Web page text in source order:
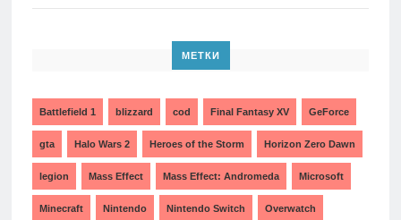
МЕТКИ
Battlefield 1 blizzard cod Final Fantasy XV GeForce
gta Halo Wars 2 Heroes of the Storm Horizon Zero Dawn
legion Mass Effect Mass Effect: Andromeda Microsoft
Minecraft Nintendo Nintendo Switch Overwatch